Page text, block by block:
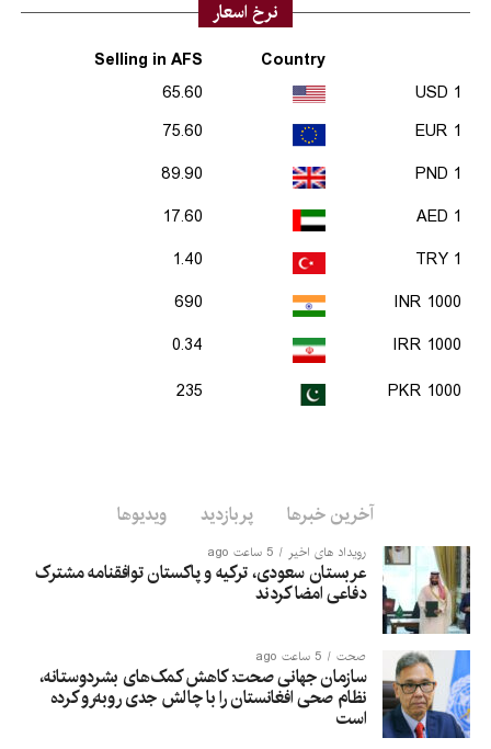
نرخ اسعار
Country
Selling in AFS
1 USD
65.60
1 EUR
75.60
1 PND
89.90
1 AED
17.60
1 TRY
1.40
1000 INR
690
1000 IRR
0.34
1000 PKR
235
آخرین خبرها پربازدید ویدیوها
رویداد های اخیر 5 ساعت ago
عربستان سعودی، ترکیه و پاکستان توافقنامه مشترک
دفاعی امضا کردند
صحت 5 ساعت ago
سازمان جهانی صحت: کاهش کمک‌های بشردوستانه،
نظام صحی افغانستان را با چالش جدی روبه‌رو کرده
است